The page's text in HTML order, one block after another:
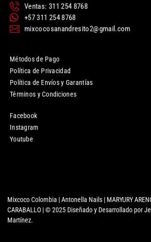
Ventas: 311 254 8768
+57 311 254 8768
mixcocosanandresito2@gmail.com
Métodos de Pago
Política de Privacidad
Política de Envíos y Garantías
Términos y Condiciones
Facebook
Instagram
Youtube
Mixcoco Colombia | Antonella Nails | MARYURY
CARABALLO | © 2025 Diseñado y Desarrollado por
Martínez.